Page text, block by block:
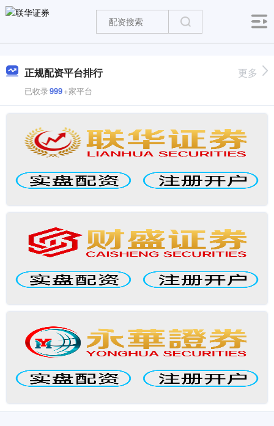
正规配资平台排行
已收录999+家平台
更多